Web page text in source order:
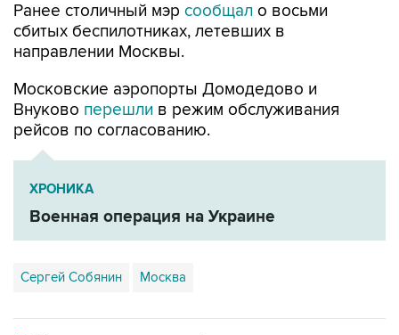
Ранее столичный мэр сообщал о восьми
сбитых беспилотниках, летевших в
направлении Москвы.
Московские аэропорты Домодедово и
Внуково перешли в режим обслуживания
рейсов по согласованию.
ХРОНИКА
Военная операция на Украине
Сергей Собянин Москва